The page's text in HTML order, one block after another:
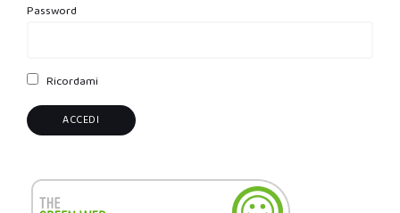
Password
Ricordami